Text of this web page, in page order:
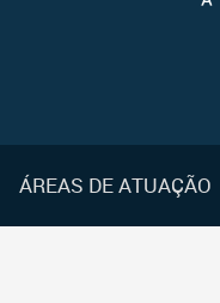
ÁREAS DE ATUAÇÃO